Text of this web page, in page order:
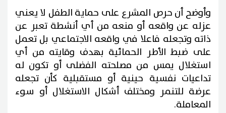
وأوضح أن حرص المشرع على حماية الطفل لا يعني
عزله عن واقعه أو منعه من أي أنشطة تعبر عن
ذاته وتجعله فاعلا في واقعه الاجتماعي بل تعمل
على ضبط الأطر الحمائية بهدف وقايته من أي
استغلال يمس من مصلحته الفضلى أو تكون له
تداعيات نفسية حينية أو مستقبلية كأن تجعله
عرضة للتنمر ومختلف أشكال الاستغلال أو سوء
المعاملة.